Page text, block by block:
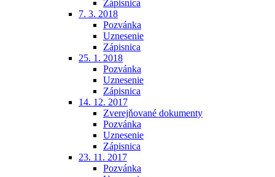
Zápisnica
7. 3. 2018
Pozvánka
Uznesenie
Zápisnica
25. 1. 2018
Pozvánka
Uznesenie
Zápisnica
14. 12. 2017
Zverejňované dokumenty
Pozvánka
Uznesenie
Zápisnica
23. 11. 2017
Pozvánka